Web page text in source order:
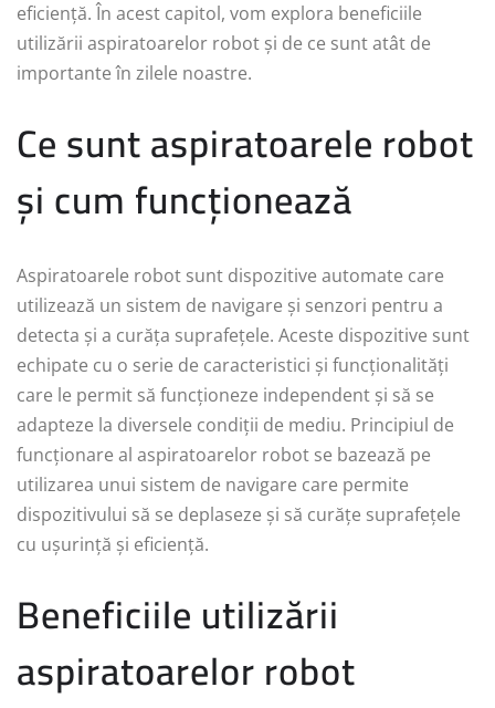
eficiență. În acest capitol, vom explora beneficiile
utilizării aspiratoarelor robot și de ce sunt atât de
importante în zilele noastre.
Ce sunt aspiratoarele robot
și cum funcționează
Aspiratoarele robot sunt dispozitive automate care
utilizează un sistem de navigare și senzori pentru a
detecta și a curăța suprafețele. Aceste dispozitive sunt
echipate cu o serie de caracteristici și funcționalități
care le permit să funcționeze independent și să se
adapteze la diversele condiții de mediu. Principiul de
funcționare al aspiratoarelor robot se bazează pe
utilizarea unui sistem de navigare care permite
dispozitivului să se deplaseze și să curățe suprafețele
cu ușurință și eficiență.
Beneficiile utilizării
aspiratoarelor robot